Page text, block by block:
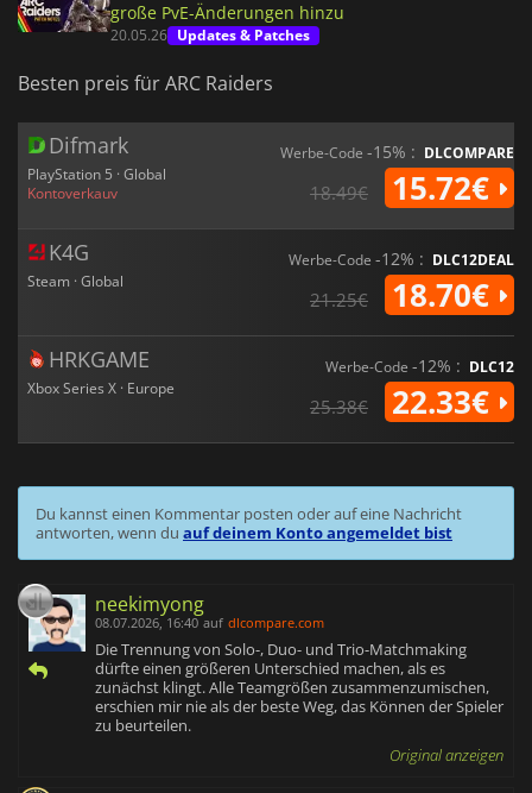
große PvE-Änderungen hinzu
20.05.26 Updates & Patches
Besten preis für ARC Raiders
Difmark
PlayStation 5 · Global
Kontoverkauv
Werbe-Code -15% : DLCOMPARE
18.49€ 15.72€
K4G
Steam · Global
Werbe-Code -12% : DLC12DEAL
21.25€ 18.70€
HRKGAME
Xbox Series X · Europe
Werbe-Code -12% : DLC12
25.38€ 22.33€
Du kannst einen Kommentar posten oder auf eine Nachricht
antworten, wenn du auf deinem Konto angemeldet bist
neekimyong
08.07.2026, 16:40 auf dlcompare.com
Die Trennung von Solo-, Duo- und Trio-Matchmaking
dürfte einen größeren Unterschied machen, als es
zunächst klingt. Alle Teamgrößen zusammenzumischen,
erschien mir nie als der beste Weg, das Können der Spieler
zu beurteilen.
Original anzeigen